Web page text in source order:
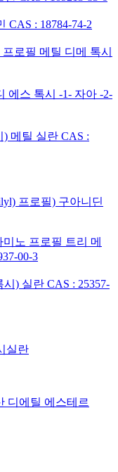
CAS : 18784-74-2
로필 메틸 디메 톡시
에스 톡시 -1- 자아 -2-
메틸 실란 CAS :
프로필) 구아니딘
노 프로필 트리 메
00-3
) 실란 CAS : 25357-
실란
디에틸 에스테르